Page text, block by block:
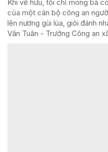
Khi về hưu, tôi chỉ mong bà
của một cán bộ công an
lên nương gùi lúa, giỏi đánh
Văn Tuân - Trưởng Công an